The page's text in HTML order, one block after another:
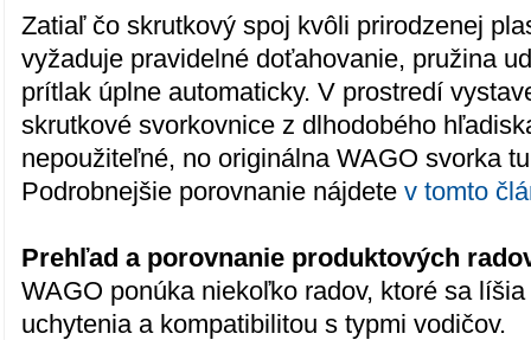
Zatiaľ čo skrutkový spoj kvôli prirodzenej
vyžaduje pravidelné doťahovanie, pružina
prítlak úplne automaticky. V prostredí
skrutkové svorkovnice z dlhodobého
nepoužiteľné, no originálna WAGO svorka
Podrobnejšie porovnanie nájdetev tomto
Prehľad a porovnanie produktových
WAGO ponúka niekoľko radov, ktoré sa
uchytenia a kompatibilitou s typmi vodičov.